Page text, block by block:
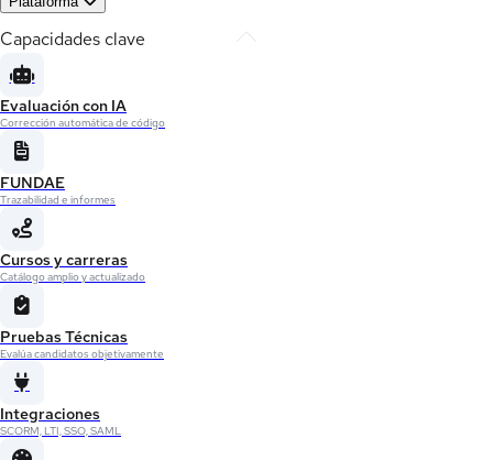
Capacidades clave
Evaluación con IA
Corrección automática de código
FUNDAE
Trazabilidad e informes
Cursos y carreras
Catálogo amplio y actualizado
Pruebas Técnicas
Evalúa candidatos objetivamente
Integraciones
SCORM, LTI, SSO, SAML